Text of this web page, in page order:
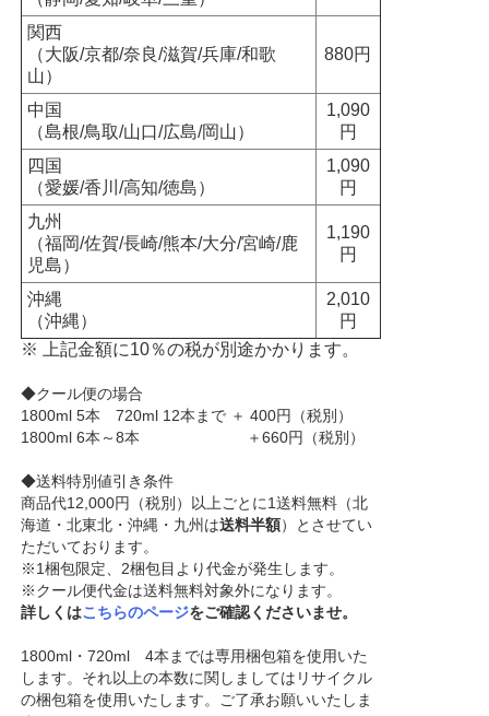
関西
（大阪/京都/奈良/滋賀/兵庫/和歌
山）
880円
中国
（島根/鳥取/山口/広島/岡山）
1,090
円
四国
（愛媛/香川/高知/徳島）
1,090
円
九州
（福岡/佐賀/長崎/熊本/大分/宮崎/鹿
児島）
1,190
円
沖縄
（沖縄）
2,010
円
※ 上記金額に10％の税が別途かかります。
◆クール便の場合
1800ml 5本 720ml 12本まで ＋ 400円（税別）
1800ml 6本～8本 ＋660円（税別）
◆送料特別値引き条件
商品代12,000円（税別）以上ごとに1送料無料（北
海道・北東北・沖縄・九州は送料半額）とさせてい
ただいております。
※1梱包限定、2梱包目より代金が発生します。
※クール便代金は送料無料対象外になります。
詳しくはこちらのページをご確認くださいませ。
1800ml・720ml 4本までは専用梱包箱を使用いた
します。それ以上の本数に関しましてはリサイクル
の梱包箱を使用いたします。ご了承お願いいたしま